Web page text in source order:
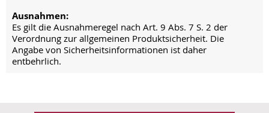
Ausnahmen:
Es gilt die Ausnahmeregel nach Art. 9 Abs. 7 S. 2 der
Verordnung zur allgemeinen Produktsicherheit. Die
Angabe von Sicherheitsinformationen ist daher
entbehrlich.